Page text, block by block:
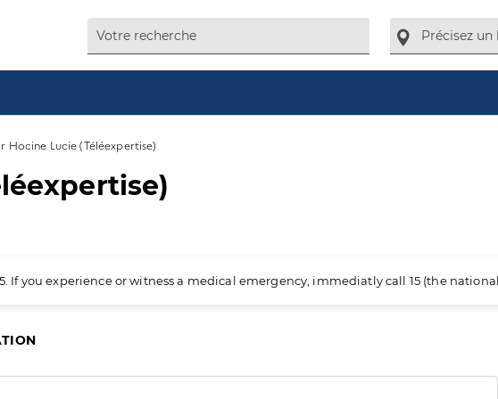
Hocine Lucie (Téléexpertise)
If you experience or witness a medical emergency, immediatly call 15 (the